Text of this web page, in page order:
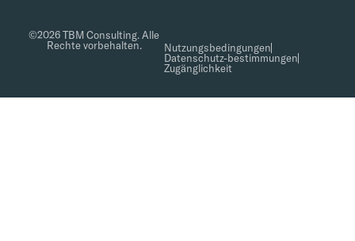
©2026 TBM Consulting. Alle
Rechte vorbehalten.
Nutzungsbedingungen
Datenschutz-bestimmungen
Zugänglichkeit